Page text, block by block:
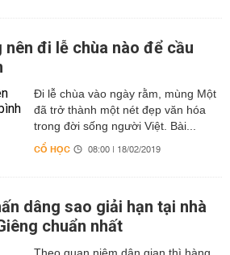
nên đi lễ chùa nào để cầu
Đi lễ chùa vào ngày rằm, mùng Một
đã trở thành một nét đẹp văn hóa
trong đời sống người Việt. Bài...
CỔ HỌC 08:00 | 18/02/2019
dâng sao giải hạn tại nhà
chuẩn nhất